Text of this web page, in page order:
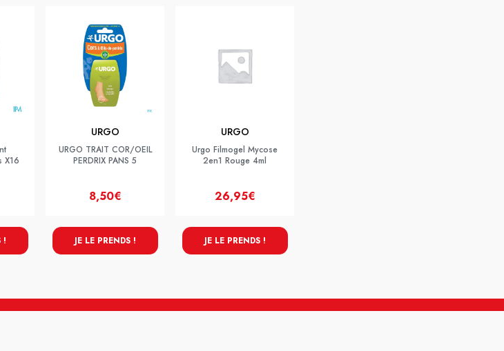
X16
!
URGO
URGO TRAIT COR/OEIL
PERDRIX PANS 5
8,50€
JE LE PRENDS !
URGO
Urgo Filmogel Mycose
2en1 Rouge 4ml
26,95€
JE LE PRENDS !